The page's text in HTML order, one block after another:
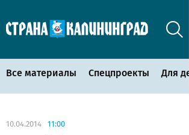
Все материалы Спецпроекты Для
10.04.2014 11:00